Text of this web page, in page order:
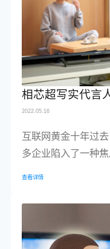
相芯超写实代言
2022.05.16
互联网黄金十年过
多企业陷入了一种
查看详情